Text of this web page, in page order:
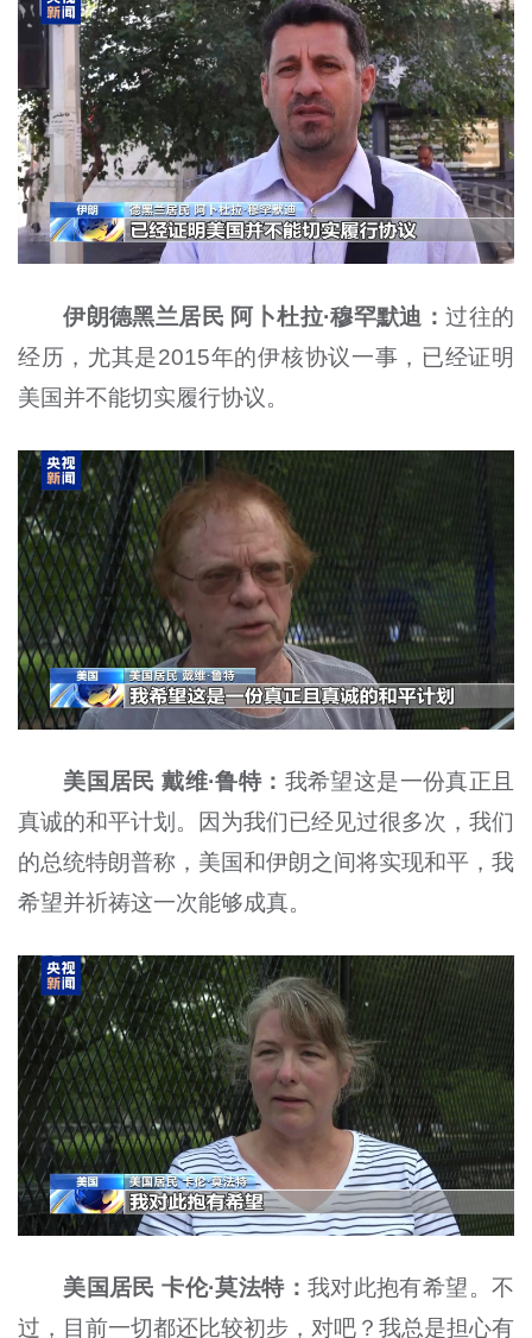
伊朗德黑兰居民 阿卜杜拉·穆罕默迪：过往的
经历，尤其是2015年的伊核协议一事，已经证明
美国并不能切实履行协议。
美国居民 戴维·鲁特： 我希望这是一份真正且
真诚的和平计划。因为我们已经见过很多次，我们
的总统特朗普称，美国和伊朗之间将实现和平，我
希望并祈祷这一次能够成真。
美国居民 卡伦·莫法特： 我对此抱有希望。不
过，目前一切都还比较初步，对吧？我总是担心有